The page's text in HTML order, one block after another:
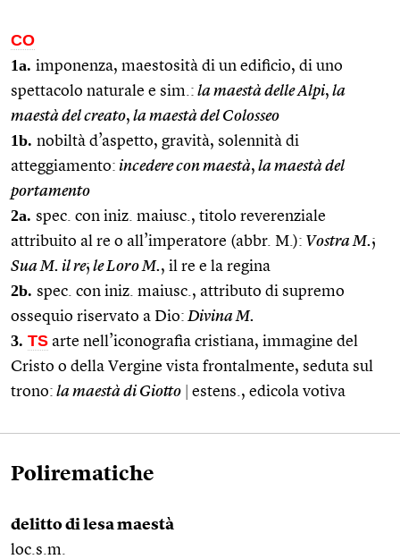
CO
1a. imponenza, maestosità di un edificio, di uno
spettacolo naturale e sim.: la maestà delle Alpi, la
maestà del creato, la maestà del Colosseo
1b. nobiltà d’aspetto, gravità, solennità di
atteggiamento: incedere con maestà, la maestà del
portamento
2a. spec. con iniz. maiusc., titolo reverenziale
attribuito al re o all’imperatore (abbr. M.): Vostra M.;
Sua M. il re; le Loro M., il re e la regina
2b. spec. con iniz. maiusc., attributo di supremo
ossequio riservato a Dio: Divina M.
3. TS arte nell’iconografia cristiana, immagine del
Cristo o della Vergine vista frontalmente, seduta sul
trono: la maestà di Giotto estens., edicola votiva
Polirematiche
delitto di lesa maestà
loc.s.m.